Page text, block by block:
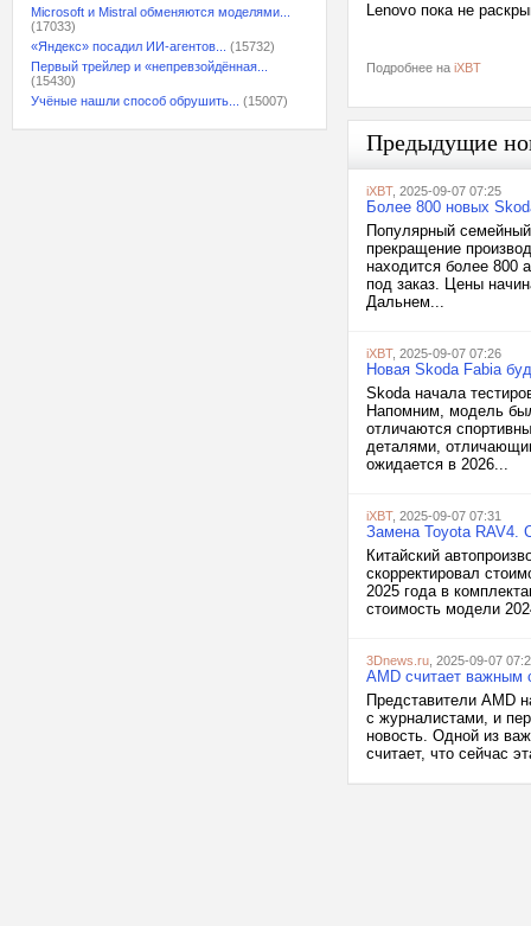
Microsoft и Mistral обменяются моделями...
(17033)
«Яндекс» посадил ИИ-агентов...
(15732)
Первый трейлер и «непревзойдённая...
(15430)
Учёные нашли способ обрушить...
(15007)
Lenovo пока не
Подробнее на iXBT
Предыдущие
iXBT, 2025-09-07 07:25
Более 800 новых
Популярный
прекращение
находится более 800
под заказ. Цены
Дальнем...
iXBT, 2025-09-07 07:26
Новая Skoda Fabia
Skoda начала
Напомним, модель
отличаются
деталями,
ожидается в 2026...
iXBT, 2025-09-07 07:31
Замена Toyota RAV4.
Китайский
скорректировал
2025 года в
стоимость модели
3Dnews.ru , 2025-09-07
AMD считает важным
Представители AMD
с журналистами, и
новость. Одной из
считает, что сейчас